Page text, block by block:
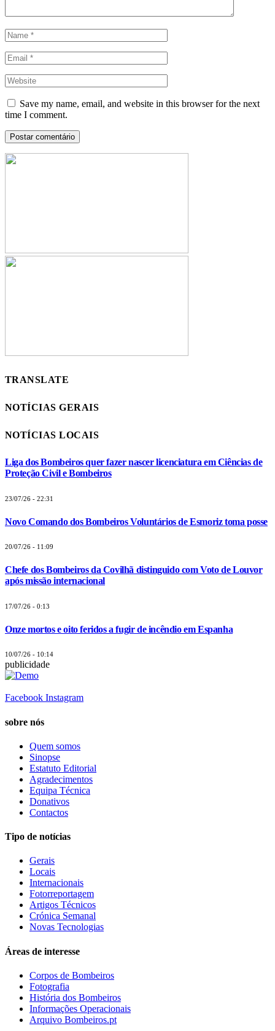
Save my name, email, and website in this browser for the next
time I comment.
TRANSLATE
NOTÍCIAS GERAIS
NOTÍCIAS LOCAIS
Liga dos Bombeiros quer fazer nascer licenciatura em Ciências de
Proteção Civil e Bombeiros
23/07/26 - 22:31
Novo Comando dos Bombeiros Voluntários de Esmoriz toma posse
20/07/26 - 11:09
Chefe dos Bombeiros da Covilhã distinguido com Voto de Louvor
após missão internacional
17/07/26 - 0:13
Onze mortos e oito feridos a fugir de incêndio em Espanha
10/07/26 - 10:14
publicidade
Facebook Instagram
sobre nós
Quem somos
Sinopse
Estatuto Editorial
Agradecimentos
Equipa Técnica
Donativos
Contactos
Tipo de notícias
Gerais
Locais
Internacionais
Fotorreportagem
Artigos Técnicos
Crónica Semanal
Novas Tecnologias
Áreas de interesse
Corpos de Bombeiros
Fotografia
História dos Bombeiros
Informações Operacionais
Arquivo Bombeiros.pt